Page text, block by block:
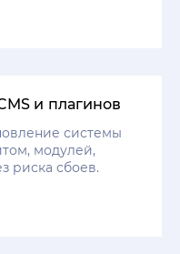
и плагинов
системы
модулей,
риска сбоев.